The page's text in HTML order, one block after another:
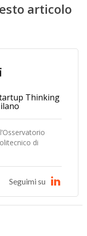
articolo
Thinking
di
Seguimi su